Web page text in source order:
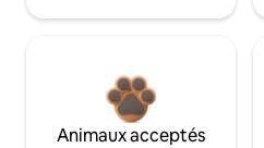
Animaux acceptés